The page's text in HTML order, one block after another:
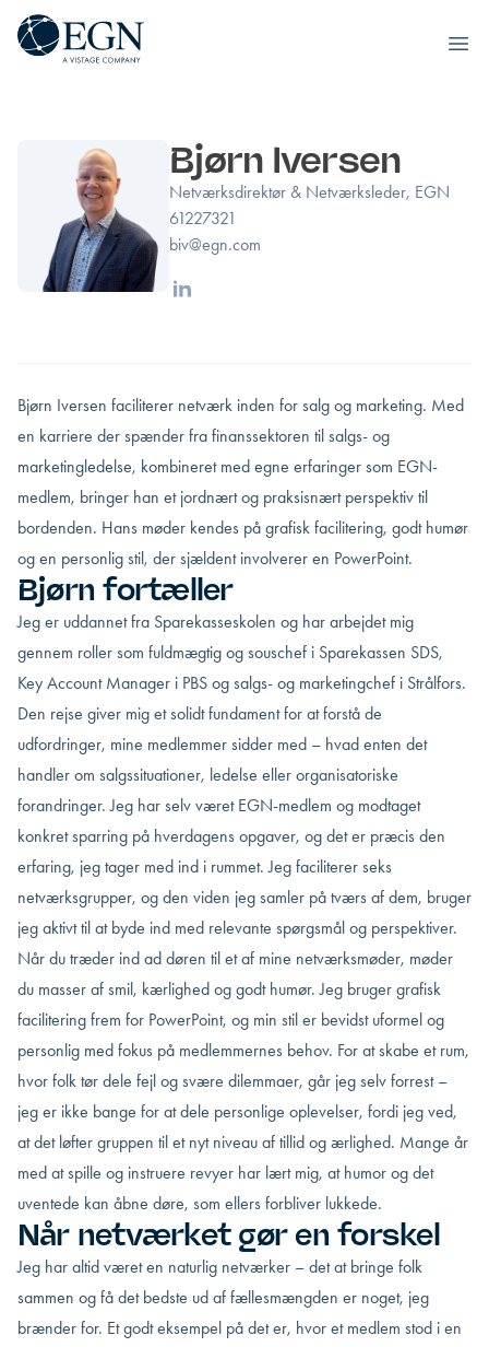
Executives' Global Network
Bjørn Iversen
Netværksdirektør & Netværksleder, EGN
61227321
biv@egn.com
Linkedin
Bjørn Iversen faciliterer netværk inden for salg og marketing. Med
en karriere der spænder fra finanssektoren til salgs- og
marketingledelse, kombineret med egne erfaringer som EGN-
medlem, bringer han et jordnært og praksisnært perspektiv til
bordenden. Hans møder kendes på grafisk facilitering, godt humør
og en personlig stil, der sjældent involverer en PowerPoint.
Bjørn fortæller
Jeg er uddannet fra Sparekasseskolen og har arbejdet mig
gennem roller som fuldmægtig og souschef i Sparekassen SDS,
Key Account Manager i PBS og salgs- og marketingchef i Strålfors.
Den rejse giver mig et solidt fundament for at forstå de
udfordringer, mine medlemmer sidder med – hvad enten det
handler om salgssituationer, ledelse eller organisatoriske
forandringer. Jeg har selv været EGN-medlem og modtaget
konkret sparring på hverdagens opgaver, og det er præcis den
erfaring, jeg tager med ind i rummet. Jeg faciliterer seks
netværksgrupper, og den viden jeg samler på tværs af dem, bruger
jeg aktivt til at byde ind med relevante spørgsmål og perspektiver.
Når du træder ind ad døren til et af mine netværksmøder, møder
du masser af smil, kærlighed og godt humør. Jeg bruger grafisk
facilitering frem for PowerPoint, og min stil er bevidst uformel og
personlig med fokus på medlemmernes behov. For at skabe et rum,
hvor folk tør dele fejl og svære dilemmaer, går jeg selv forrest –
jeg er ikke bange for at dele personlige oplevelser, fordi jeg ved,
at det løfter gruppen til et nyt niveau af tillid og ærlighed. Mange år
med at spille og instruere revyer har lært mig, at humor og det
uventede kan åbne døre, som ellers forbliver lukkede.
Når netværket gør en forskel
Jeg har altid været en naturlig netværker – det at bringe folk
sammen og få det bedste ud af fællesmængden er noget, jeg
brænder for. Et godt eksempel på det er, hvor et medlem stod i en